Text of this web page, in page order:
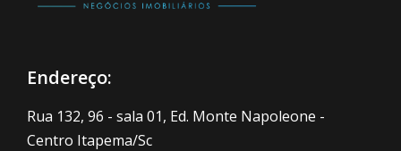
Endereço:
Rua 132, 96 - sala 01, Ed. Monte Napoleone -
Centro Itapema/Sc